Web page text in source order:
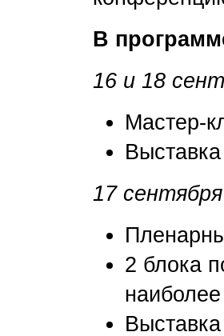
В
16 и 18
Мастер-
Выставка
17 сентября
2 блока
Выставка